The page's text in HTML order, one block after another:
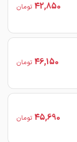
42,850 تومان
46,150 تومان
45,690 تومان